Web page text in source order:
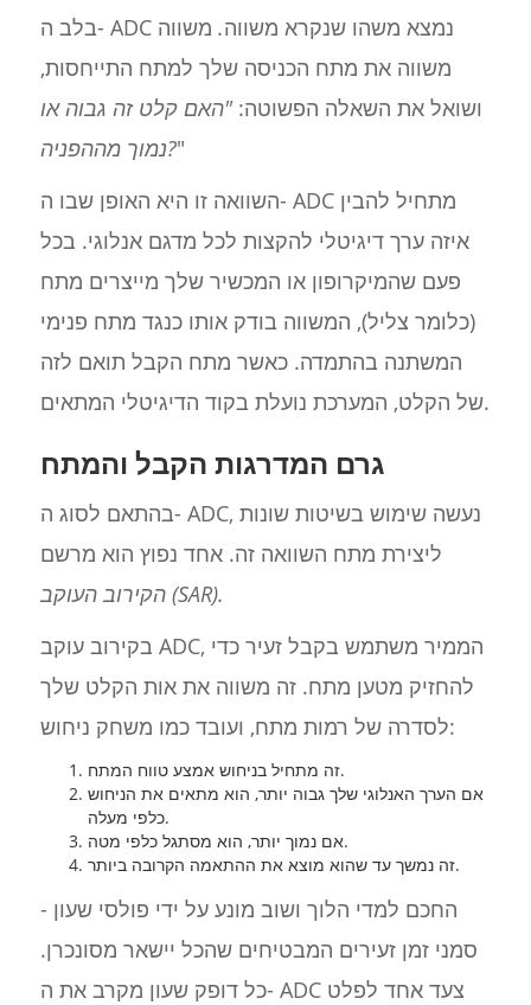
בלב ה- ADC נמצא משהו שנקרא משווה. משווה
משווה את מתח הכניסה שלך למתח התייחסות,
ושואל את השאלה הפשוטה:"האם קלט זה גבוה או
נמוך מההפניה?"
השוואה זו היא האופן שבו ה- ADC מתחיל להבין
איזה ערך דיגיטלי להקצות לכל מדגם אנלוגי. בכל
פעם שהמיקרופון או המכשיר שלך מייצרים מתח
(כלומר צליל), המשווה בודק אותו כנגד מתח פנימי
המשתנה בהתמדה. כאשר מתח הקבל תואם לזה
של הקלט, המערכת נועלת בקוד הדיגיטלי המתאים.
גרם המדרגות הקבל והמתח
בהתאם לסוג ה- ADC, נעשה שימוש בשיטות שונות
ליצירת מתח השוואה זה. אחד נפוץ הוא מרשם
הקירוב העוקב (SAR).
בקירוב עוקב ADC, הממיר משתמש בקבל זעיר כדי
להחזיק מטען מתח. זה משווה את אות הקלט שלך
לסדרה של רמות מתח, ועובד כמו משחק ניחוש:
זה מתחיל בניחוש אמצע טווח המתח.
אם הערך האנלוגי שלך גבוה יותר, הוא מתאים את הניחוש
כלפי מעלה.
אם נמוך יותר, הוא מסתגל כלפי מטה.
זה נמשך עד שהוא מוצא את ההתאמה הקרובה ביותר.
החכם למדי הלוך ושוב מונע על ידי פולסי שעון -
סמני זמן זעירים המבטיחים שהכל יישאר מסונכרן.
כל דופק שעון מקרב את ה- ADC צעד אחד לפלט